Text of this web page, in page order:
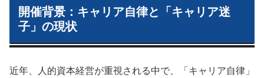
開催背景：キャリア自律と「キャリア迷
子」の現状
近年、人的資本経営が重視される中で、「キャリア自律」